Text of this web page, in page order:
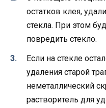
остатков клея,
стекла. При этом
повредить стекло.
Если на стекле
удаления старой
неметаллический
растворитель для